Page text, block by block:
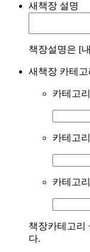
새책장 설명
책장설명은 [
새책장 카테고
카테고리
카테고리
카테고리
책장카테고리
다.